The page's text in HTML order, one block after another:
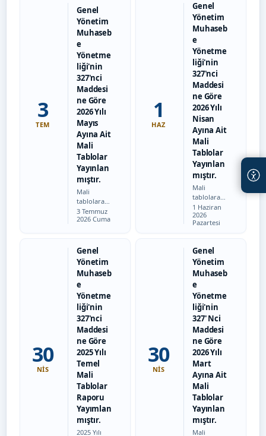
3
TEM
Genel
Yönetim
Muhaseb
e
Yönetme
liği'nin
327'nci
Maddesi
ne Göre
2026 Yılı
Mayıs
Ayına Ait
Mali
Tablolar
Yayınlan
mıştır.
Mali
tablolara
ulaşmak
için
Tarih:
3 Temmuz
2026 Cuma
1
HAZ
Genel
Yönetim
Muhaseb
e
Yönetme
liği'nin
327'nci
Maddesi
ne Göre
2026 Yılı
Nisan
Ayına Ait
Mali
Tablolar
Yayınlan
mıştır.
Mali
tablolara
ulaşmak
için
tıklayınız
Tarih:
1 Haziran
2026
Pazartesi
30
NIS
Genel
Yönetim
Muhaseb
e
Yönetme
liği'nin
327'nci
Maddesi
ne Göre
2025 Yılı
Temel
Mali
Tablolar
Raporu
Yayımlan
mıştır.
2025 Yılı
30
NIS
Genel
Yönetim
Muhaseb
e
Yönetme
liği'nin
327' Nci
Maddesi
ne Göre
2026 Yılı
Mart
Ayına Ait
Mali
Tablolar
Yayınlan
mıştır.
Mali